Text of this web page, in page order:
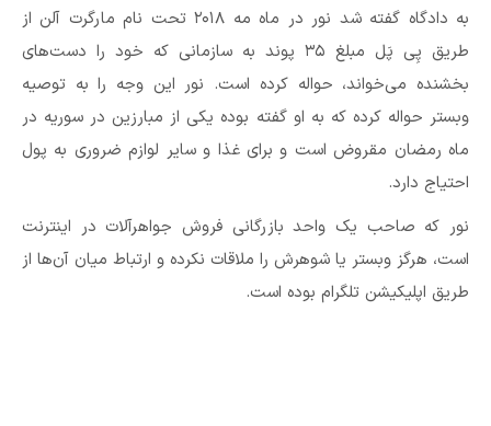
به دادگاه گفته شد نور در ماه مه ۲۰۱۸ تحت نام مارگرت آلن از
طریق پِی پَل مبلغ ۳۵ پوند به سازمانی که خود را دست‌های
بخشنده می‌خواند، حواله کرده است. نور این وجه را به توصیه
وبستر حواله کرده که به او گفته بوده یکی از مبارزین در سوریه در
ماه رمضان مقروض است و برای غذا و سایر لوازم ضروری به پول
احتیاج دارد.
نور که صاحب یک واحد بازرگانی فروش جواهرآلات در اینترنت
است، هرگز وبستر یا شوهرش را ملاقات نکرده و ارتباط میان آن‌ها از
طریق اپلیکیشن تلگرام بوده است.